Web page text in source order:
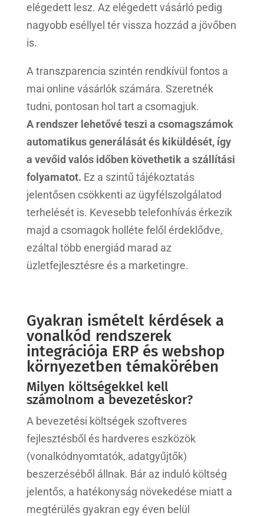
elégedett lesz. Az elégedett vásárló pedig
nagyobb eséllyel tér vissza hozzád a jövőben
is.
A transzparencia szintén rendkívül fontos a
mai online vásárlók számára. Szeretnék
tudni, pontosan hol tart a csomagjuk.
A rendszer lehetővé teszi a csomagszámok
automatikus generálását és kiküldését, így
a vevőid valós időben követhetik a szállítási
folyamatot. Ez a szintű tájékoztatás
jelentősen csökkenti az ügyfélszolgálatod
terhelését is. Kevesebb telefonhívás érkezik
majd a csomagok holléte felől érdeklődve,
ezáltal több energiád marad az
üzletfejlesztésre és a marketingre.
Gyakran ismételt kérdések a
vonalkód rendszerek
integrációja ERP és webshop
környezetben témakörében
Milyen költségekkel kell
számolnom a bevezetéskor?
A bevezetési költségek szoftveres
fejlesztésből és hardveres eszközök
(vonalkódnyomtatók, adatgyűjtők)
beszerzéséből állnak. Bár az induló költség
jelentős, a hatékonyság növekedése miatt a
megtérülés gyakran egy éven belül